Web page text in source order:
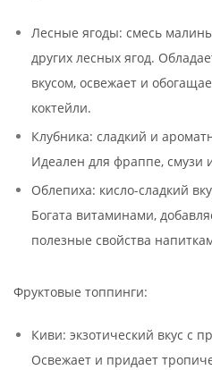
Лесные ягоды: смесь
других лесных ягод.
вкусом, освежает и
коктейли.
Клубника: сладкий и
Идеален для фраппе, смузи
Облепиха: кисло-сладкий
Богата витаминами,
полезные свойства
Фруктовые топпинги:
Киви: экзотический вкус с
Освежает и придает